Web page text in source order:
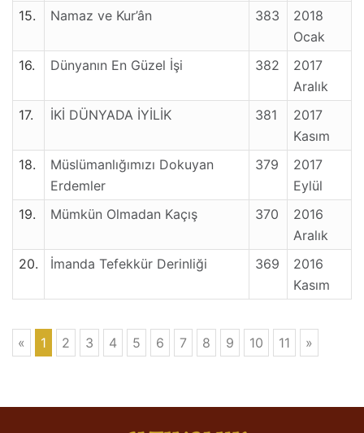
15.
Namaz ve Kur’ân 383
2018
Ocak
16.
Dünyanın En Güzel İşi 382
2017
Aralık
17.
İKİ DÜNYADA İYİLİK 381
2017
Kasım
18.
Müslümanlığımızı Dokuyan
Erdemler
379
2017
Eylül
19.
Mümkün Olmadan Kaçış 370
2016
Aralık
20.
İmanda Tefekkür Derinliği 369
2016
Kasım
« 1 2 3 4 5 6 7 8 9 10 11 »